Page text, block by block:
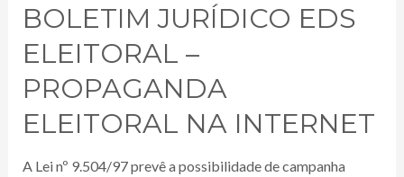
BOLETIM JURÍDICO EDS
ELEITORAL –
PROPAGANDA
ELEITORAL NA INTERNET
A Lei nº 9.504/97 prevê a possibilidade de campanha